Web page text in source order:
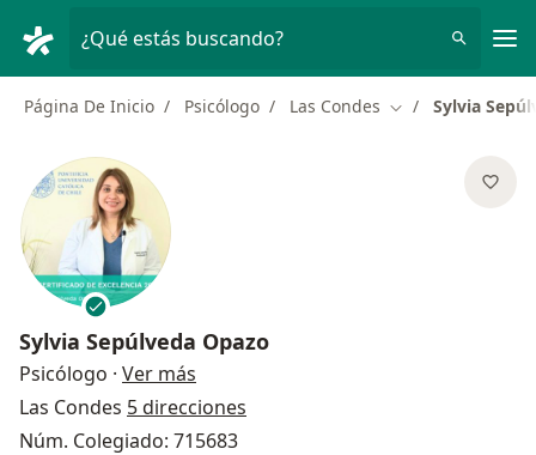
¿Qué estás buscando?
Página De Inicio Psicólogo Las Condes Cambiar de
Sylvia
Sylvia Sepúlveda Opazo
Psicólogo · Ver más
Las Condes 5 direcciones
Núm. Colegiado: 715683